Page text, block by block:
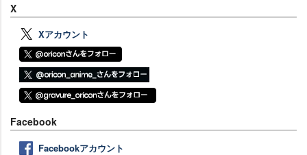
X
Xアカウント
Facebook
Facebookアカウント